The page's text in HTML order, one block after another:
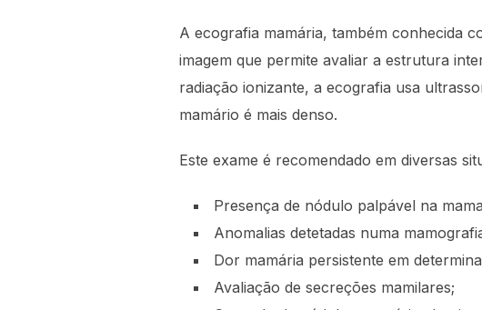
A ecografia mamária, também conhecida
imagem que permite avaliar a estrutura
radiação ionizante, a ecografia usa
mamário é mais denso.
Este exame é recomendado em diversas
Presença de nódulo palpável na
Anomalias detetadas numa
Dor mamária persistente em
Avaliação de secreções mamilares;